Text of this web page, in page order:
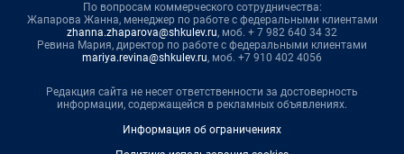
По вопросам коммерческого сотрудничества:
Жапарова Жанна, менеджер по работе с федеральными клиентами
zhanna.zhaparova@shkulev.ru, моб. + 7 982 640 34 32
Ревина Мария, директор по работе с федеральными клиентами
mariya.revina@shkulev.ru, моб. +7 910 402 4056
Редакция сайта не несет ответственности за достоверность
информации, содержащейся в рекламных объявлениях.
Информация об ограничениях